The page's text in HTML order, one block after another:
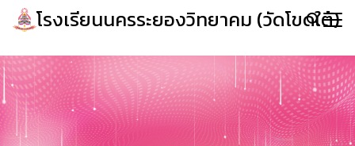
โรงเรียนนครระยองวิทยาคม (วัดโขดใต้)